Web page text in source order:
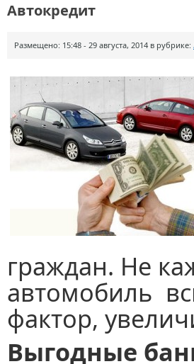
Автокредит
Размещено: 15:48 - 29 августа, 2014 в рубрике:
граждан. Не
автомобиль
фактор,
Выгодные